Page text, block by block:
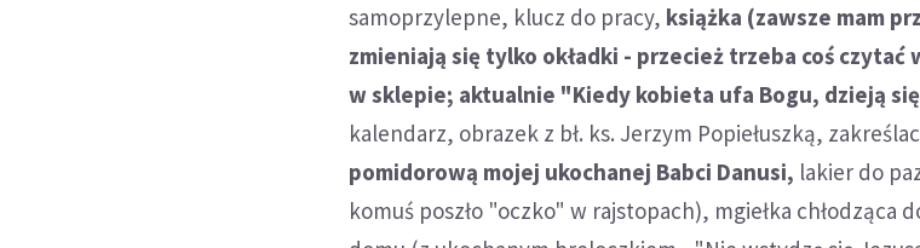
samoprzylepne, klucz do pracy, książka (zawsze mam
zmieniają się tylko okładki - przecież trzeba coś czytać
w sklepie; aktualnie "Kiedy kobieta ufa Bogu, dzieją
kalendarz, obrazek z bł. ks. Jerzym Popiełuszką,
pomidorową mojej ukochanej Babci Danusi, lakier do
komuś poszło "oczko" w rajstopach), mgiełka chłodząca